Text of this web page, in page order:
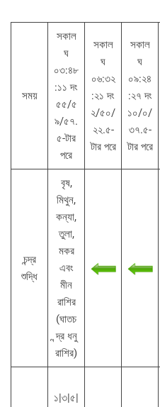
সময়
সকাল
ঘ
০৩:৪৮
:১১ দং
৫৫/৫
৯/৫৭.
৫-টার
পরে
সকাল
ঘ
০৬:৩২
:২১ দং
২/৫০/
২২.৫-
টার পরে
সকাল
ঘ
০৯:২৪
:২৭ দং
১০/০/
৩৭.৫-
টার পরে
চন্দ্র
শুদ্ধি
বৃষ,
মিথুন,
কন্যা,
তুলা,
মকর
এবং
মীন
রাশির
(ঘাতচ
ন্দ্র ধনু
রাশির)
১|৩|৫|